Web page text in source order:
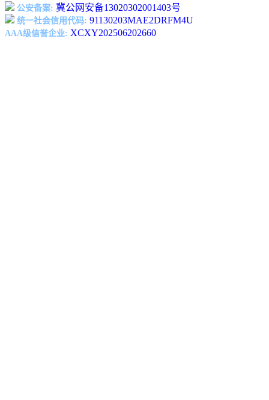
公安备案: 冀公网安备13020302001403号
统一社会信用代码: 91130203MAE2DRFM4U
AAA级信誉企业: XCXY202506202660